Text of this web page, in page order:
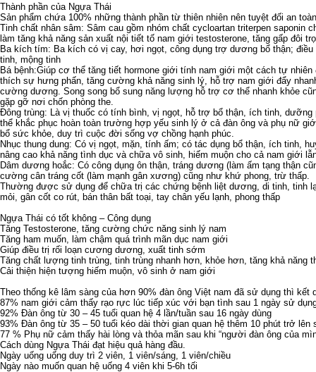
Thành phần của Ngựa Thái
Sản phẩm chứa 100% những thành phần từ thiên nhiên nên tuyệt đối an
Tinh chất nhân sâm: Sâm cau gồm nhóm chất cycloartan triterpen saponin
làm tăng khả năng sản xuất nội tiết tố nam giới testosterone, tăng gấp đôi
Ba kích tím: Ba kích có vị cay, hơi ngọt, công dụng trợ dương bổ thận;
tinh, mộng tinh
Bá bệnh:Giúp cơ thể tăng tiết hormone giới tính nam giới một cách tự
thích sự hưng phấn, tăng cường khả năng sinh lý, hỗ trợ nam giới đẩy
cường dương. Song song bổ sung năng lượng hỗ trợ cơ thể nhanh khỏe
gặp gỡ nơi chốn phòng the.
Đông trùng: Là vị thuốc có tính bình, vị ngọt, hỗ trợ bổ thận, ích tinh,
thể khắc phục hoàn toàn trường hợp yếu sinh lý ở cả đàn ông và phụ nữ
bổ sức khỏe, duy trì cuộc đời sống vợ chồng hạnh phúc.
Nhục thung dung: Có vị ngọt, mặn, tính ấm; có tác dụng bổ thận, ích tinh,
nâng cao khả năng tình dục và chữa vô sinh, hiếm muộn cho cả nam giới
Dâm dương hoắc: Có công dụng ôn thận, tráng dương (làm ấm tạng thận
cường cân tráng cốt (làm mạnh gân xương) cũng như khứ phong, trừ thấp.
Thường được sử dụng để chữa trị các chứng bệnh liệt dương, di tinh, tinh
mỏi, gân cốt co rút, bán thân bất toại, tay chân yếu lạnh, phong thấp
Ngựa Thái có tốt không – Công dụng
Tăng Testosterone, tăng cường chức năng sinh lý nam
Tăng ham muốn, làm chậm quá trình mãn dục nam giới
Giúp điều trị rối loạn cương dương, xuất tinh sớm
Tăng chất lượng tinh trùng, tinh trùng nhanh hơn, khỏe hơn, tăng khả năng
Cải thiện hiện tượng hiếm muộn, vô sinh ở nam giới
Theo thống kê lâm sàng của hơn 90% đàn ông Việt nam đã sử dụng thì
87% nam giới cảm thấy rạo rực lúc tiếp xúc với bạn tình sau 1 ngày sử
92% Đàn ông từ 30 – 45 tuổi quan hệ 4 lần/tuần sau 16 ngày dùng
93% Đàn ông từ 35 – 50 tuổi kéo dài thời gian quan hệ thêm 10 phút trở lên
77 % Phụ nữ cảm thấy hài lòng và thỏa mãn sau khi “người đàn ông của
Cách dùng Ngựa Thái đạt hiệu quả hàng đầu.
Ngày uống uống duy trì 2 viên, 1 viên/sáng, 1 viên/chiều
Ngày nào muốn quan hệ uống 4 viên khi 5-6h tối